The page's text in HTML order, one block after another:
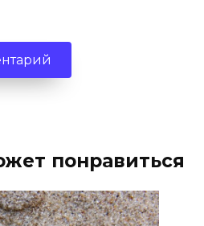
понравиться